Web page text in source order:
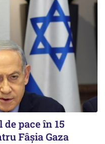
pace în 15
Fâșia Gaza